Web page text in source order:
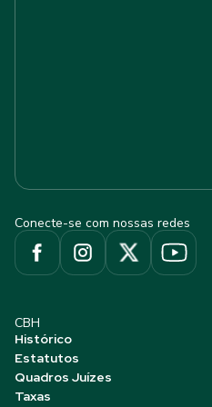
Conecte-se com nossas redes
CBH
Histórico
Estatutos
Quadros Juízes
Taxas